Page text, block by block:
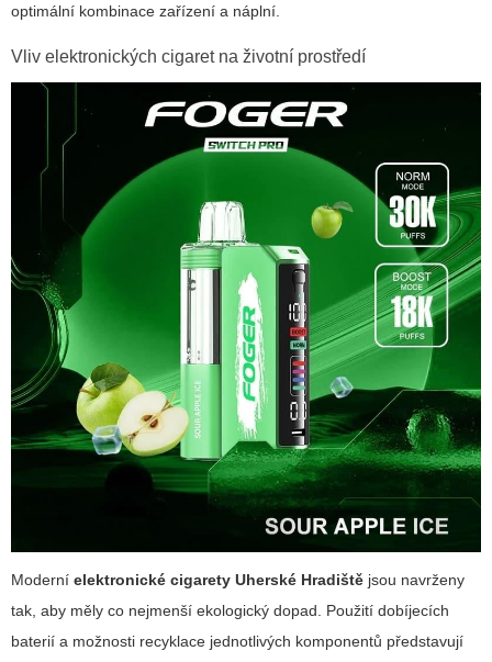
optimální kombinace zařízení a náplní.
Vliv elektronických cigaret na životní prostředí
Moderní elektronické cigarety Uherské Hradiště jsou navrženy
tak, aby měly co nejmenší ekologický dopad. Použití dobíjecích
baterií a možnosti recyklace jednotlivých komponentů představují